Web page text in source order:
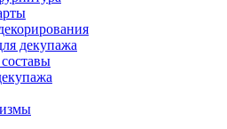
декупажа